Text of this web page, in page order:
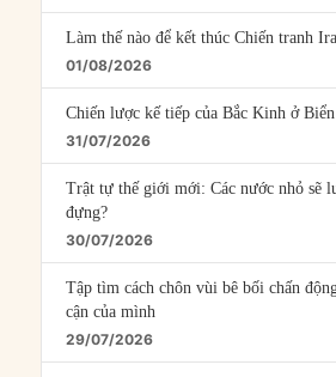
Làm thế nào để kết thúc Chiến tranh
01/08/2026
Chiến lược kế tiếp của Bắc Kinh ở
31/07/2026
Trật tự thế giới mới: Các nước nhỏ sẽ
đựng?
30/07/2026
Tập tìm cách chôn vùi bê bối chấn
cận của mình
29/07/2026